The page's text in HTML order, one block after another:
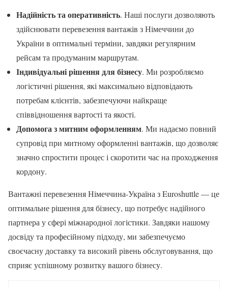
Надійність та оперативність. Наші послуги дозволяють
здійснювати перевезення вантажів з Німеччини до
України в оптимальні терміни, завдяки регулярним
рейсам та продуманим маршрутам.
Індивідуальні рішення для бізнесу. Ми розробляємо
логістичні рішення, які максимально відповідають
потребам клієнтів, забезпечуючи найкраще
співвідношення вартості та якості.
Допомога з митним оформленням. Ми надаємо повний
супровід при митному оформленні вантажів, що дозволяє
значно спростити процес і скоротити час на проходження
кордону.
Вантажні перевезення Німеччина-Україна з Euroshuttle — це
оптимальне рішення для бізнесу, що потребує надійного
партнера у сфері міжнародної логістики. Завдяки нашому
досвіду та професійному підходу, ми забезпечуємо
своєчасну доставку та високий рівень обслуговування, що
сприяє успішному розвитку вашого бізнесу.